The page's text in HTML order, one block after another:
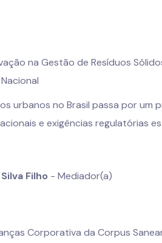
na Gestão de Resíduos
urbanos no Brasil passa por
e exigências regulatórias
Filho - Mediador(a)
Corporativa da Corpus